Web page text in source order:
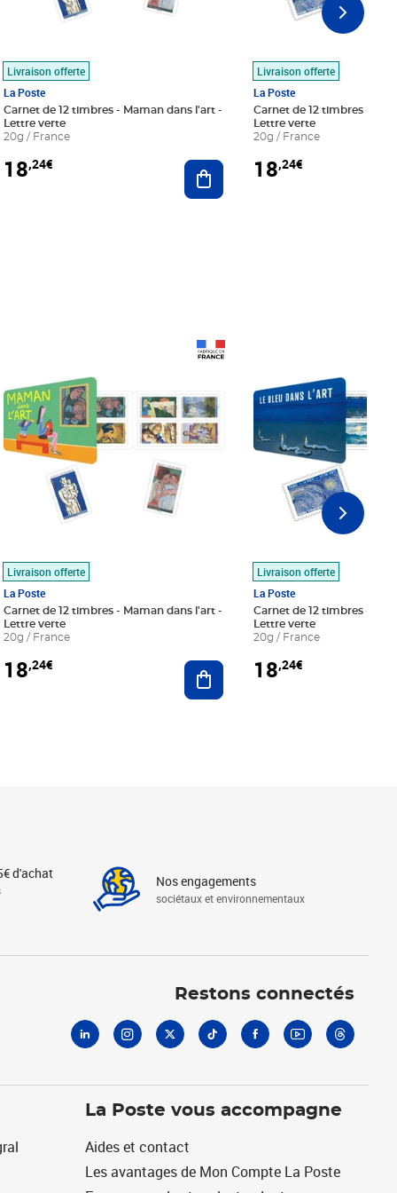
au panier
Livraison offerte
La Poste
Carnet de 12 timbres - Maman dans l'art -
Lettre verte
20g / France
18,24€ Ajouter au panier
Livraison offerte
La Poste
Carnet de 12 timbres - Le
Lettre verte
20g / France
18,24€
au panier
Livraison offerte
La Poste
Carnet de 12 timbres - Maman dans l'art -
Lettre verte
20g / France
18,24€ Ajouter au panier
Livraison offerte
La Poste
Carnet de 12 timbres - Le
Lettre verte
20g / France
18,24€
d'achat Nos engagements
sociétaux et environnementaux
Restons connectés
La Poste vous accompagne
Aides et contact
Les avantages de Mon Compte La Poste